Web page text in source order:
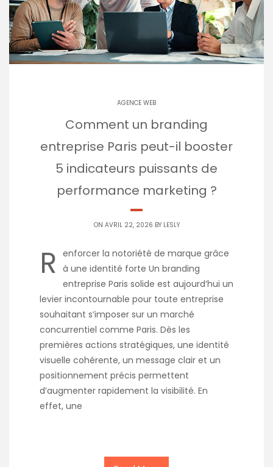
AGENCE WEB
Comment un branding
entreprise Paris peut-il booster
5 indicateurs puissants de
performance marketing ?
ON AVRIL 22, 2026 BY LESLY
R enforcer la notoriété de marque grâce
à une identité forte Un branding
entreprise Paris solide est aujourd’hui un
levier incontournable pour toute entreprise
souhaitant s’imposer sur un marché
concurrentiel comme Paris. Dès les
premières actions stratégiques, une identité
visuelle cohérente, un message clair et un
positionnement précis permettent
d’augmenter rapidement la visibilité. En
effet, une